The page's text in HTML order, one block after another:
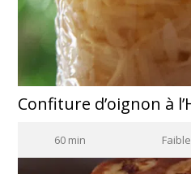
60 min Faible